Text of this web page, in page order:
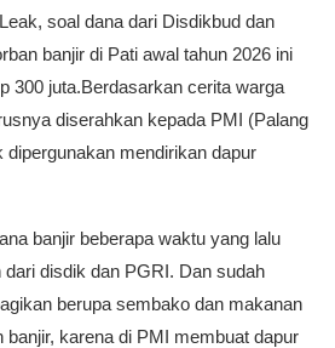
soal dana dari Disdikbud dan
banjir di Pati awal tahun 2026 ini
300 juta.Berdasarkan cerita warga
diserahkan kepada PMI (Palang
dipergunakan mendirikan dapur
banjir beberapa waktu yang lalu
disdik dan PGRI. Dan sudah
berupa sembako dan makanan
banjir, karena di PMI membuat dapur